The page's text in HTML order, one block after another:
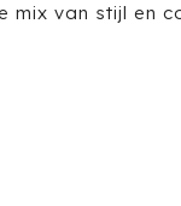
mix van stijl en